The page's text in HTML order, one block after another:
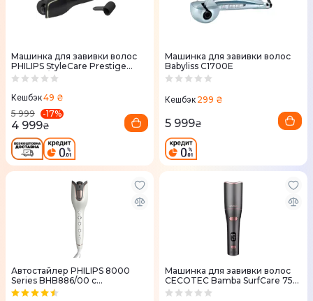
Машинка для завивки волос
PHILIPS StyleCare Prestige
BHB876/00
Кешбэк49 ₴
5 999
-17%
4 999₴
Машинка для завивки волос
Babyliss C1700E
Кешбэк 299 ₴
5 999₴
Автостайлер PHILIPS 8000
Series BHB886/00 с
технологией SenseIQ
Машинка для завивки волос
CECOTEC Bamba SurfCare 750
Travel Magic Waves